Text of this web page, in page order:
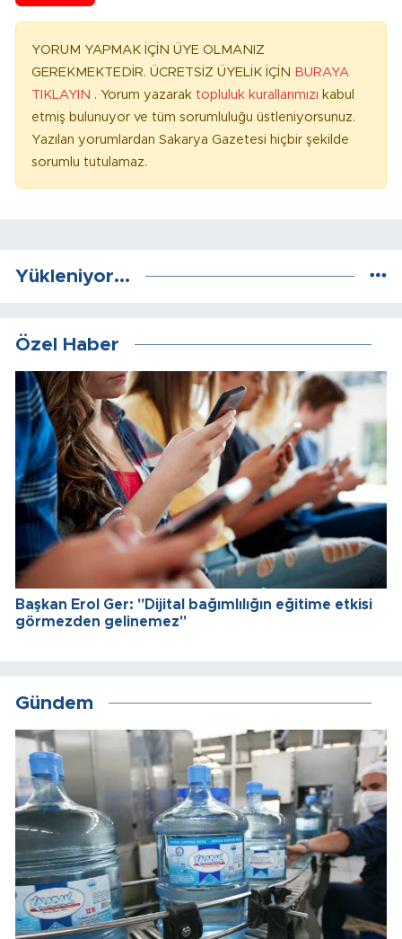
YORUM YAPMAK İÇİN ÜYE OLMANIZ
GEREKMEKTEDİR. ÜCRETSİZ ÜYELİK İÇİN BURAYA
TIKLAYIN . Yorum yazarak topluluk kurallarımızı kabul
etmiş bulunuyor ve tüm sorumluluğu üstleniyorsunuz.
Yazılan yorumlardan Sakarya Gazetesi hiçbir şekilde
sorumlu tutulamaz.
Yükleniyor...
Özel Haber
Başkan Erol Ger: "Dijital bağımlılığın eğitime etkisi
görmezden gelinemez"
Gündem